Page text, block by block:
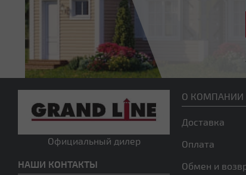
Официальный дилер
НАШИ КОНТАКТЫ
О КОМПАНИИ
Доставка
Оплата
Обмен и